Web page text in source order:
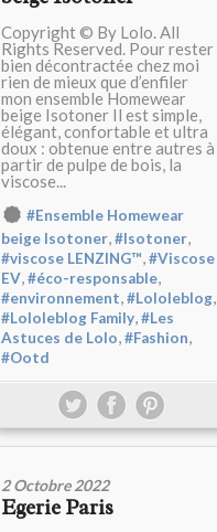
Copyright © By Lolo. All
Rights Reserved. Pour rester
bien décontractée chez moi
rien de mieux que d’enfiler
mon ensemble Homewear
beige Isotoner Il est simple,
élégant, confortable et ultra
doux : obtenue entre autres à
partir de pulpe de bois, la
viscose...
#Ensemble Homewear
beige Isotoner,#Isotoner,
#viscose LENZING™,#Viscose
EV,#éco-responsable,
#environnement,#Lololeblog,
#Lololeblog Family,#Les
Astuces de Lolo,#Fashion,
#Ootd
2 Octobre 2022
Egerie Paris